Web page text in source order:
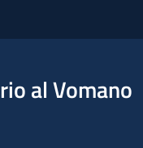
al Vomano